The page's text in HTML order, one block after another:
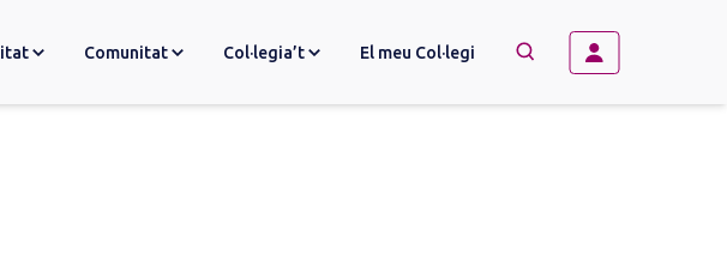
Comunitat Col·legia’t El meu Col·legi